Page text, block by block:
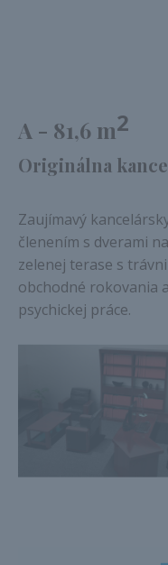
A - 81,6 m2
Originálna
Zaujímavý
členením s dverami
zelenej terase s
obchodné rokovania
psychickej práce.